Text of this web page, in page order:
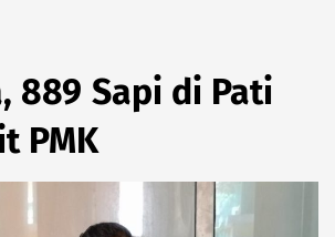
889 Sapi di Pati
PMK